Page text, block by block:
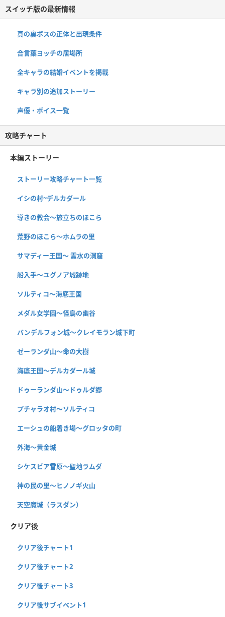
スイッチ版の最新情報
真の裏ボスの正体と出現条件
合言葉ヨッチの居場所
全キャラの結婚イベントを掲載
キャラ別の追加ストーリー
声優・ボイス一覧
攻略チャート
本編ストーリー
ストーリー攻略チャート一覧
イシの村~デルカダール
導きの教会〜旅立ちのほこら
荒野のほこら～ホムラの里
サマディー王国〜 霊水の洞窟
船入手〜ユグノア城跡地
ソルティコ〜海底王国
メダル女学園〜怪鳥の幽谷
バンデルフォン城〜クレイモラン城下町
ゼーランダ山〜命の大樹
海底王国〜デルカダール城
ドゥーランダ山～ドゥルダ郷
プチャラオ村〜ソルティコ
エーシュの船着き場〜グロッタの町
外海〜黄金城
シケスビア雪原〜聖地ラムダ
神の民の里〜ヒノノギ火山
天空魔城（ラスダン）
クリア後
クリア後チャート1
クリア後チャート2
クリア後チャート3
クリア後サブイベント1